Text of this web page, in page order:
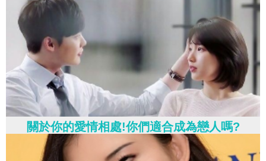
關於你的愛情相處!你們適合成為戀人嗎?